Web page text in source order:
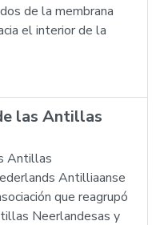
de la membrana
el interior de la
las Antillas
Antillas
Antilliaanse
que reagrupó
Neerlandesas y